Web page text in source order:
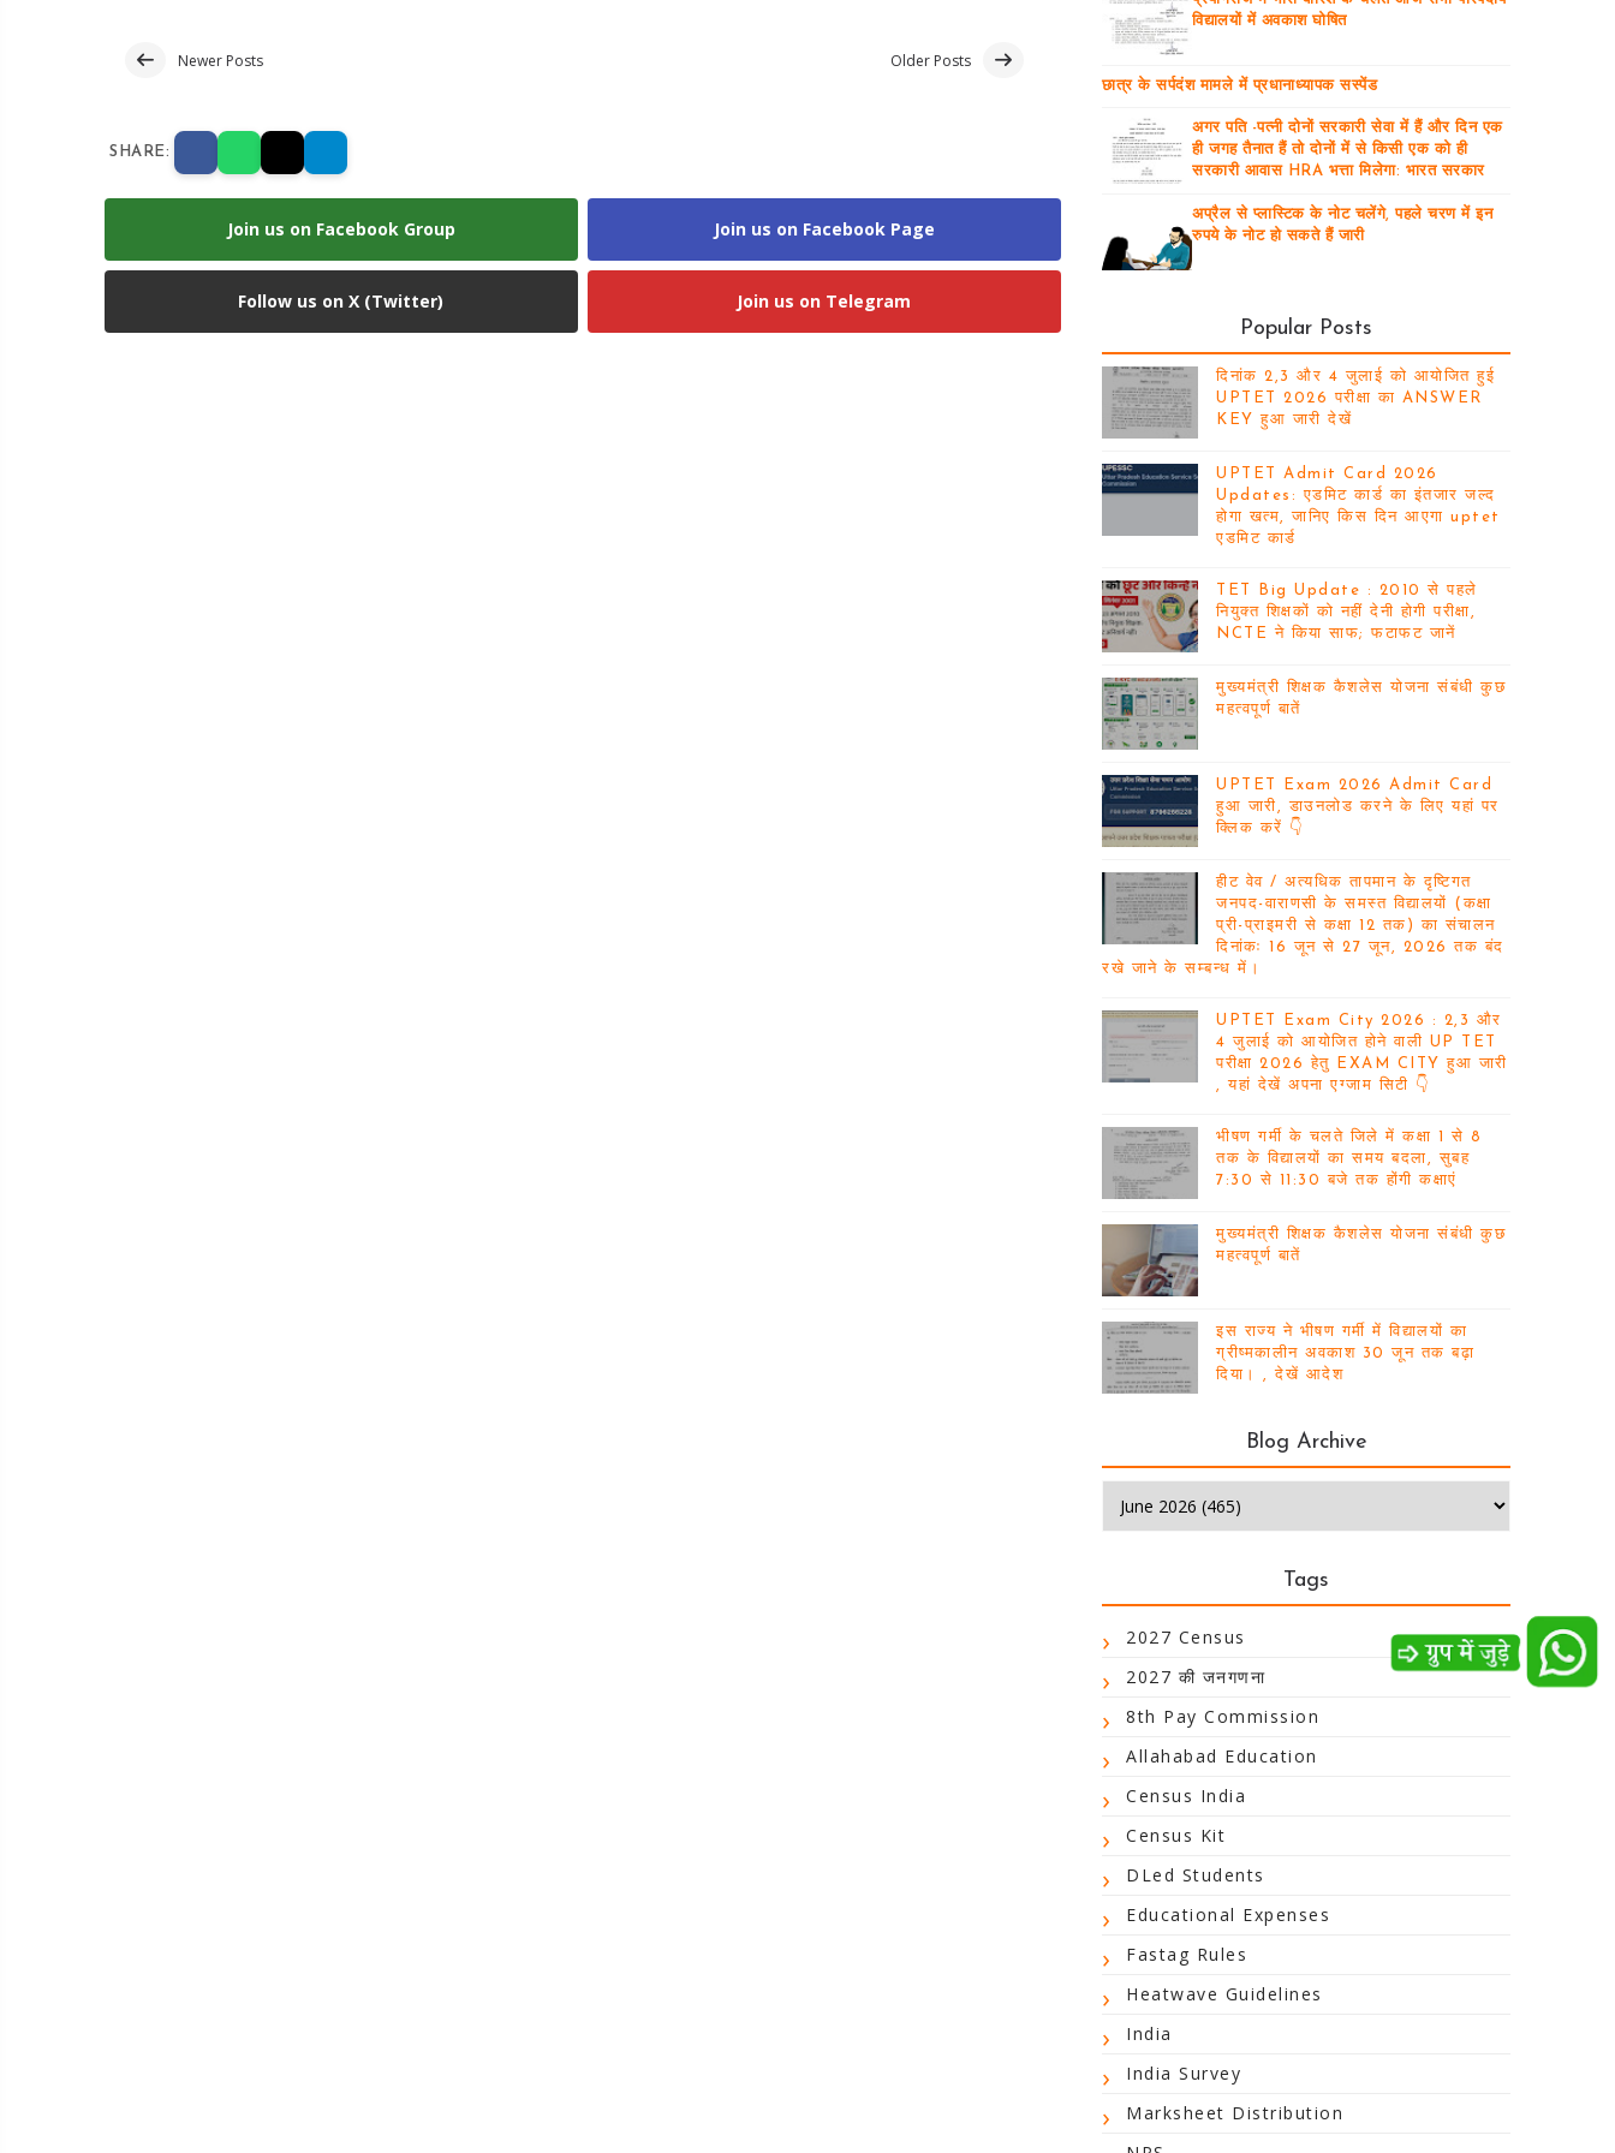
Newer Posts Older Posts
SHARE:
Join us on Facebook Group Join us on Facebook Page
Follow us on X (Twitter) Join us on Telegram
विद्यालयों में अवकाश घोषित
छात्र के सर्पदंश मामले में प्रधानाध्यापक सस्पेंड
अगर पति -पत्नी दोनों सरकारी सेवा में हैं और दिन एक
ही जगह तैनात हैं तो दोनों में से किसी एक को ही
सरकारी आवास HRA भत्ता मिलेगा: भारत सरकार
अप्रैल से प्लास्टिक के नोट चलेंगे, पहले चरण में इन
रुपये के नोट हो सकते हैं जारी
Popular Posts
दिनांक 2,3 और 4 जुलाई को आयोजित हुई
UPTET 2026 परीक्षा का ANSWER
KEY हुआ जारी देखें
UPTET Admit Card 2026
Updates: एडमिट कार्ड का इंतजार जल्द
होगा खत्म, जानिए किस दिन आएगा uptet
एडमिट कार्ड
TET Big Update : 2010 से पहले
नियुक्त शिक्षकों को नहीं देनी होगी परीक्षा,
NCTE ने किया साफ; फटाफट जानें
मुख्यमंत्री शिक्षक कैशलेस योजना संबंधी कुछ
महत्वपूर्ण बातें
UPTET Exam 2026 Admit Card
हुआ जारी, डाउनलोड करने के लिए यहां पर
क्लिक करें 👇
हीट वेव / अत्यधिक तापमान के दृष्टिगत
जनपद-वाराणसी के समस्त विद्यालयों (कक्षा
प्री-प्राइमरी से कक्षा 12 तक) का संचालन
दिनांकः 16 जून से 27 जून, 2026 तक बंद
रखे जाने के सम्बन्ध में।
UPTET Exam City 2026 : 2,3 और
4 जुलाई को आयोजित होने वाली UP TET
परीक्षा 2026 हेतु EXAM CITY हुआ जारी
, यहां देखें अपना एग्जाम सिटी 👇
भीषण गर्मी के चलते जिले में कक्षा 1 से 8
तक के विद्यालयों का समय बदला, सुबह
7:30 से 11:30 बजे तक होंगी कक्षाएं
मुख्यमंत्री शिक्षक कैशलेस योजना संबंधी कुछ
महत्वपूर्ण बातें
इस राज्य ने भीषण गर्मी में विद्यालयों का
ग्रीष्मकालीन अवकाश 30 जून तक बढ़ा
दिया। , देखें आदेश
Blog Archive
Tags
2027 Census
2027 की जनगणना
8th Pay Commission
Allahabad Education
Census India
Census Kit
DLed Students
Educational Expenses
Fastag Rules
Heatwave Guidelines
India
India Survey
Marksheet Distribution